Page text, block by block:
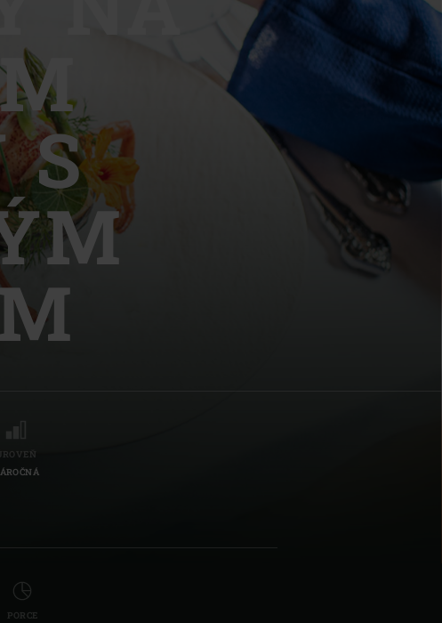
| Schweiz (Français)
S
PORCE